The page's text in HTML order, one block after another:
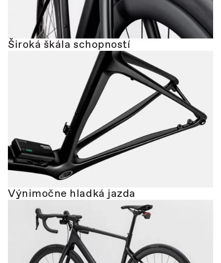
Široká škála schopností
Výnimočne hladká jazda